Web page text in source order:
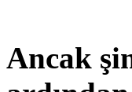
Ancak